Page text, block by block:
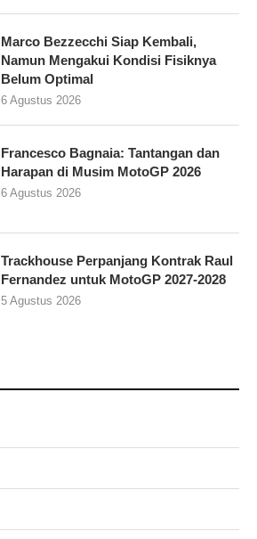
Marco Bezzecchi Siap Kembali,
Namun Mengakui Kondisi Fisiknya
Belum Optimal
6 Agustus 2026
Francesco Bagnaia: Tantangan dan
Harapan di Musim MotoGP 2026
6 Agustus 2026
Trackhouse Perpanjang Kontrak Raul
Fernandez untuk MotoGP 2027-2028
5 Agustus 2026